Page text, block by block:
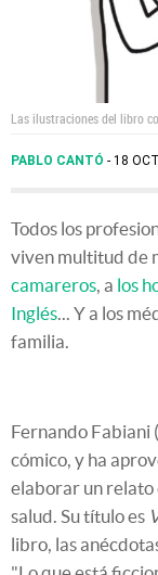
Las ilustraciones del libro
PABLO CANTÓ 18
Todos los
viven multitud de
camareros, a los
Inglés... Y a los
familia.
Fernando Fabiani
cómico, y ha
elaborar un relato
salud. Su título es
libro, las